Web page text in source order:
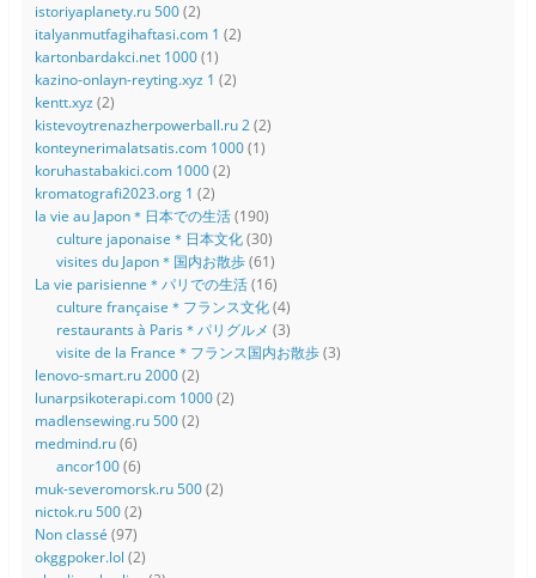
istoriyaplanety.ru 500(2)
italyanmutfagihaftasi.com 1 (2)
kartonbardakci.net 1000(1)
kazino-onlayn-reyting.xyz 1 (2)
kentt.xyz (2)
kistevoytrenazherpowerball.ru 2(2)
konteynerimalatsatis.com 1000(1)
koruhastabakici.com 1000(2)
kromatografi2023.org 1 (2)
la vie au Japon＊日本での生活(190)
culture japonaise＊日本文化(30)
visites du Japon＊国内お散歩(61)
La vie parisienne＊パリでの生活(16)
culture française＊フランス文化(4)
restaurants à Paris＊パリグルメ (3)
visite de la France＊フランス国内お散歩(3)
lenovo-smart.ru 2000(2)
lunarpsikoterapi.com 1000(2)
madlensewing.ru 500(2)
medmind.ru(6)
ancor100(6)
muk-severomorsk.ru 500(2)
nictok.ru 500(2)
Non classé (97)
okggpoker.lol (2)